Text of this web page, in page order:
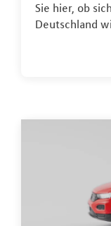
Sie hier, ob
Deutschland